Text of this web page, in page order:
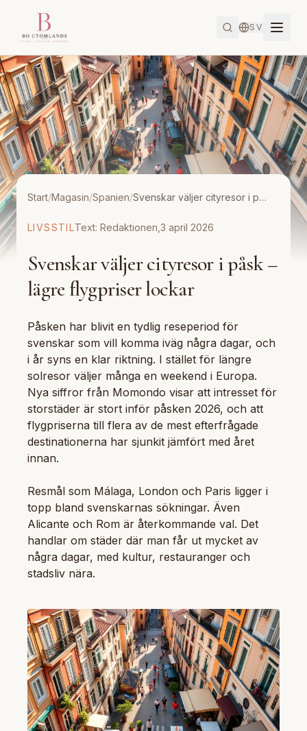
SV
Start/Magasin/Spanien/ Svenskar väljer cityresor i påsk – lägre flygpriser lockar
LIVSSTILText:Redaktionen ,3 april 2026
Svenskar väljer cityresor i påsk –
lägre flygpriser lockar
Påsken har blivit en tydlig reseperiod för
svenskar som vill komma iväg några dagar, och
i år syns en klar riktning. I stället för längre
solresor väljer många en weekend i Europa.
Nya siffror från Momondo visar att intresset för
storstäder är stort inför påsken 2026, och att
flygpriserna till flera av de mest efterfrågade
destinationerna har sjunkit jämfört med året
innan.
Resmål som Málaga, London och Paris ligger i
topp bland svenskarnas sökningar. Även
Alicante och Rom är återkommande val. Det
handlar om städer där man får ut mycket av
några dagar, med kultur, restauranger och
stadsliv nära.